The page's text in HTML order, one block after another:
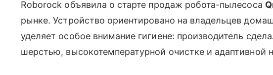
Roborock объявила о старте продаж робота-пылесоса
рынке. Устройство ориентировано на владельцев
уделяет особое внимание гигиене: производитель
шерстью, высокотемпературной очистке и адаптивной